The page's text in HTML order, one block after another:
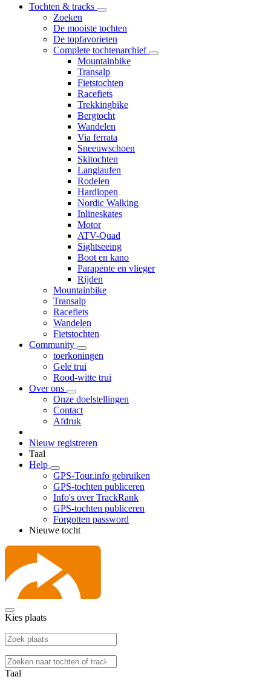
Tochten & tracks
Zoeken
De mooiste tochten
De topfavorieten
Complete tochtenarchief
Mountainbike
Transalp
Fietstochten
Racefiets
Trekkingbike
Bergtocht
Wandelen
Via ferrata
Sneeuwschoen
Skitochten
Langlaufen
Rodelen
Hardlopen
Nordic Walking
Inlineskates
Motor
ATV-Quad
Sightseeing
Boot en kano
Parapente en vlieger
Rijden
Mountainbike
Transalp
Racefiets
Wandelen
Fietstochten
Community
toerkoningen
Gele trui
Rood-witte trui
Over ons
Onze doelstellingen
Contact
Afdruk
Nieuw registreren
Taal
Help
GPS-Tour.info gebruiken
GPS-tochten publiceren
Info's over TrackRank
GPS-tochten publiceren
Forgotten password
Nieuwe tocht
Kies plaats
Taal